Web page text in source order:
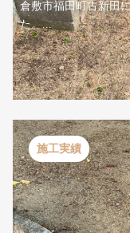
倉敷市福田町古新田
た。...
施工実績